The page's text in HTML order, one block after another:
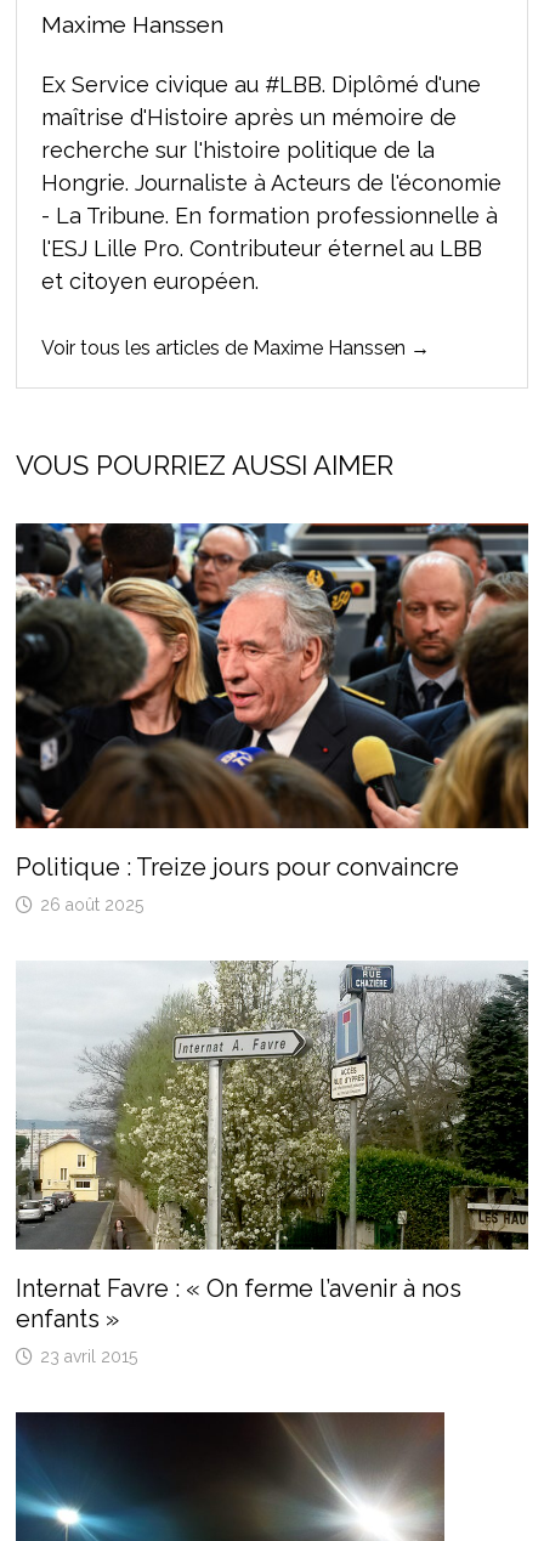
Maxime Hanssen
Ex Service civique au #LBB. Diplômé d'une
maîtrise d'Histoire après un mémoire de
recherche sur l'histoire politique de la
Hongrie. Journaliste à Acteurs de l'économie
- La Tribune. En formation professionnelle à
l'ESJ Lille Pro. Contributeur éternel au LBB
et citoyen européen.
Voir tous les articles de Maxime Hanssen →
VOUS POURRIEZ AUSSI AIMER
Politique : Treize jours pour convaincre
26 août 2025
Internat Favre : « On ferme l’avenir à nos
enfants »
23 avril 2015